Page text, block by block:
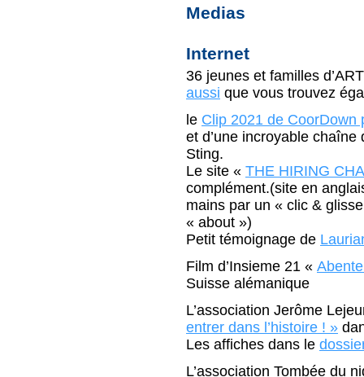
Medias
Internet
36 jeunes et familles
aussi que vous trouvez
le Clip 2021 de CoorDown
et d’une incroyable chaîne
Sting.
Le site « THE HIRING
complément.(site en
mains par un « clic &
« about »)
Petit témoignage de
Film d’Insieme 21 «
Suisse alémanique
L’association Jerôme
entrer dans l’histoire ! »
Les affiches dans le
L’association Tombée du